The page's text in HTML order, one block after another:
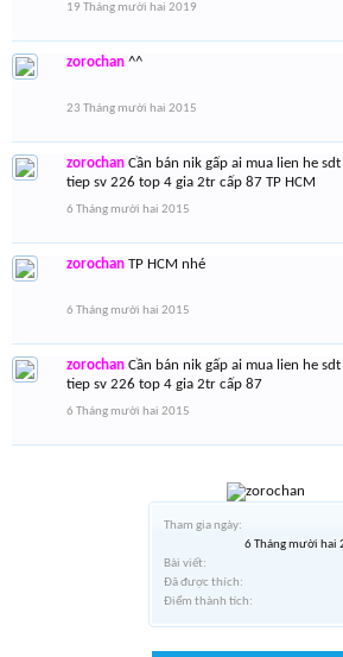
Tham gia ngày:
6 Tháng mười hai
Bài viết:
Đã được thích:
Điểm thành tích:
19 Tháng mười hai 2019
zorochan ^^
23 Tháng mười hai 2015
zorochan Cần bán nik gấp ai mua lien he
tiep sv 226 top 4 gia 2tr cấp 87 TP HCM
6 Tháng mười hai 2015
zorochan TP HCM nhé
6 Tháng mười hai 2015
zorochan Cần bán nik gấp ai mua lien he
tiep sv 226 top 4 gia 2tr cấp 87
6 Tháng mười hai 2015